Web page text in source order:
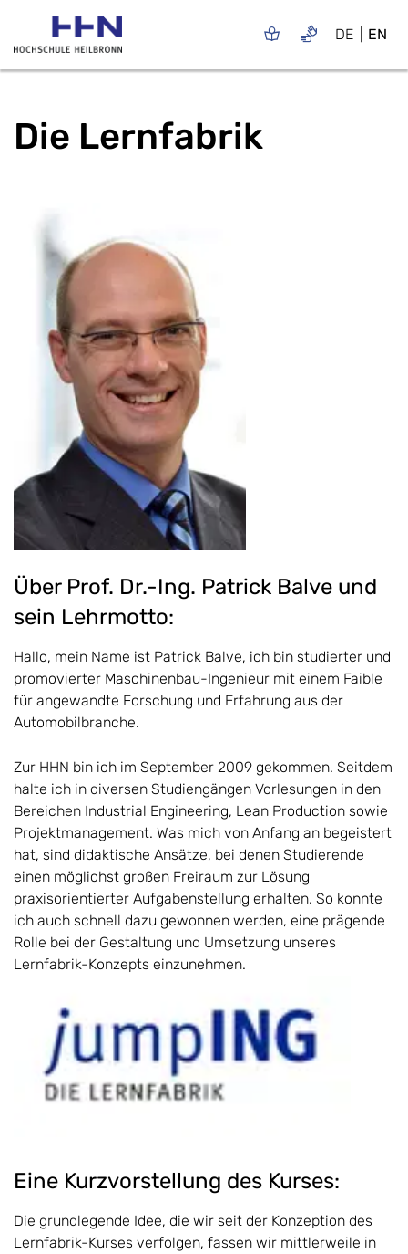
DE EN
Die Lernfabrik
Über Prof. Dr.-Ing. Patrick Balve und
sein Lehrmotto:
Hallo, mein Name ist Patrick Balve, ich bin studierter und
promovierter Maschinenbau-Ingenieur mit einem Faible
für angewandte Forschung und Erfahrung aus der
Automobilbranche.
Zur HHN bin ich im September 2009 gekommen. Seitdem
halte ich in diversen Studiengängen Vorlesungen in den
Bereichen Industrial Engineering, Lean Production sowie
Projektmanagement. Was mich von Anfang an begeistert
hat, sind didaktische Ansätze, bei denen Studierende
einen möglichst großen Freiraum zur Lösung
praxisorientierter Aufgabenstellung erhalten. So konnte
ich auch schnell dazu gewonnen werden, eine prägende
Rolle bei der Gestaltung und Umsetzung unseres
Lernfabrik-Konzepts einzunehmen.
Eine Kurzvorstellung des Kurses:
Die grundlegende Idee, die wir seit der Konzeption des
Lernfabrik-Kurses verfolgen, fassen wir mittlerweile in